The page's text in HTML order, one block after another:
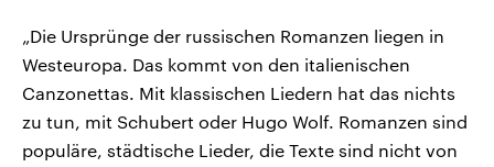
„Die Ursprünge der russischen Romanzen liegen in
Westeuropa. Das kommt von den italienischen
Canzonettas. Mit klassischen Liedern hat das nichts
zu tun, mit Schubert oder Hugo Wolf. Romanzen sind
populäre, städtische Lieder, die Texte sind nicht von